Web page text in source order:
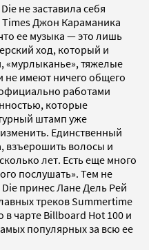
не заставила себя
Times Джон Караманика
ее музыка — это лишь
ход, который и
«мурлыканье», тяжелые
не имеют ничего общего
работами
которые
штамп уже
Единственный
взъерошить волосы и
лет. Есть еще много
послушать». Тем не
принес Лане Дель Рей
треков Summertime
в чарте Billboard Hot 100 и
популярных за всю ее